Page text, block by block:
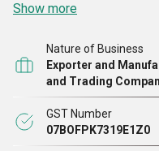
जिम्मेदारियां हमारे पास आती हैं,
गुणवत्ता की सेवा करते हैं
की बेहतर गुणवत्ता सुनिश्चित
जाता है। रेंज की बेहतर
निर्मित और खरीदे गए उत्पादों
Show more
Nature of Business
Exporter and
and Trading
GST Number
07BOFPK7319E1Z0